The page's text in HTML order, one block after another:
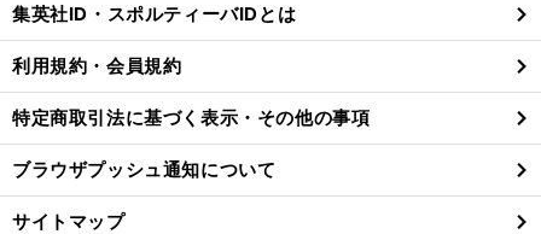
る
集英社ID・スポルティーバIDとは
利用規約・会員規約
特定商取引法に基づく表示・その他の事項
ブラウザプッシュ通知について
サイトマップ